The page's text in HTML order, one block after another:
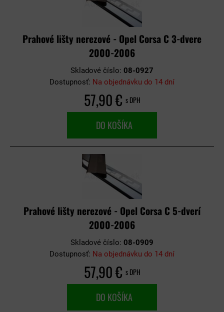
Prahové lišty nerezové - Opel Corsa C 3-dvere
2000-2006
Skladové číslo: 08-0927
Dostupnosť: Na objednávku do 14 dní
57,90 € s DPH
DO KOŠÍKA
Prahové lišty nerezové - Opel Corsa C 5-dverí
2000-2006
Skladové číslo: 08-0909
Dostupnosť: Na objednávku do 14 dní
57,90 € s DPH
DO KOŠÍKA